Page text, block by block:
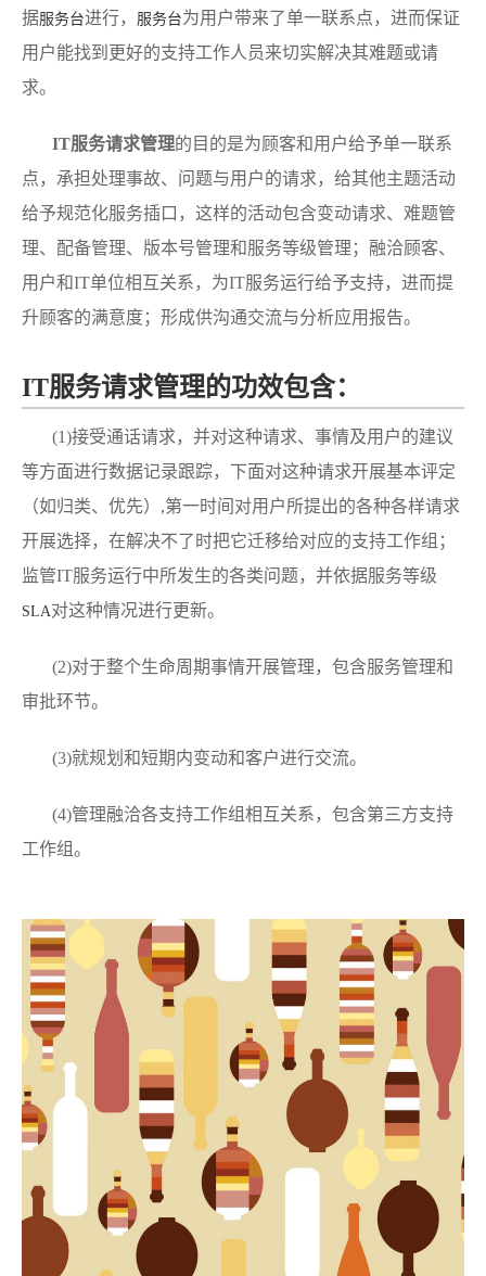
据服务台进行， 服务台为用户带来了单一联系点，进而保证
用户能找到更好的支持工作人员来切实解决其难题或请
求。
IT服务请求管理的目的是为顾客和用户给予单一联系
点，承担处理事故、问题与用户的请求，给其他主题活动
给予规范化服务插口，这样的活动包含变动请求、难题管
理、配备管理、版本号管理和服务等级管理；融洽顾客、
用户和IT单位相互关系，为IT服务运行给予支持，进而提
升顾客的满意度；形成供沟通交流与分析应用报告。
IT服务请求管理的功效包含：
(1)接受通话请求，并对这种请求、事情及用户的建议
等方面进行数据记录跟踪，下面对这种请求开展基本评定
（如归类、优先）,第一时间对用户所提出的各种各样请求
开展选择，在解决不了时把它迁移给对应的支持工作组；
监管IT服务运行中所发生的各类问题，并依据服务等级
SLA对这种情况进行更新。
(2)对于整个生命周期事情开展管理，包含服务管理和
审批环节。
(3)就规划和短期内变动和客户进行交流。
(4)管理融洽各支持工作组相互关系，包含第三方支持
工作组。